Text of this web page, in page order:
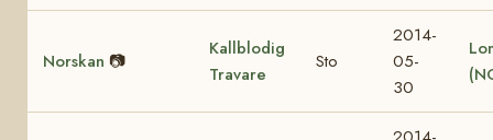
Norskan 📷
Kallblodig
Travare
Sto
2014-
05-
30